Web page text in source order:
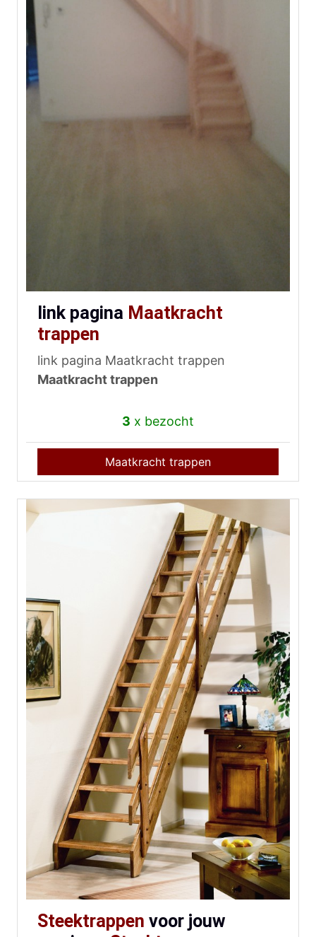
link pagina Maatkracht
trappen
link pagina Maatkracht trappen
Maatkracht trappen
3 x bezocht
Maatkracht trappen
Steektrappen voor jouw